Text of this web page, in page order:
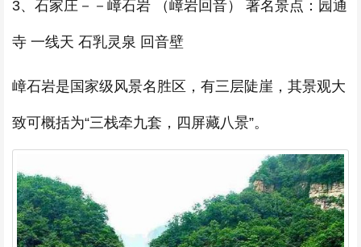
3、石家庄－－嶂石岩 （嶂岩回音） 著名景点：园通
寺 一线天 石乳灵泉 回音壁
嶂石岩是国家级风景名胜区，有三层陡崖，其景观大
致可概括为“三栈牵九套，四屏藏八景”。